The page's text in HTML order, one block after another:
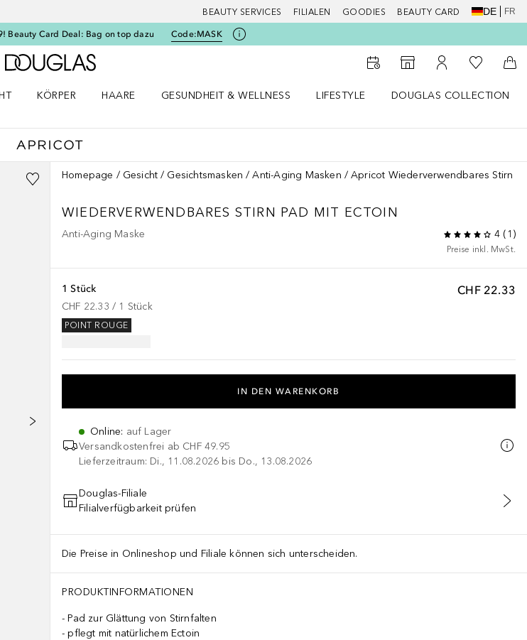
BEAUTY SERVICES FILIALEN GOODIES BEAUTY CARD DE FR
Beauty Card Deal: Bag on top dazu Code:MASK
Zur Douglas Startseite
Zum Storefinder
Zu Meinem
Zu Meiner
KÖRPER
HAARE
GESUNDHEIT & WELLNESS
LIFESTYLE
DOUGLAS COLLECTION
Homepage Gesicht Gesichtsmasken Anti-Aging Masken Apricot Wiederverwendbares Stirn
WIEDERVERWENDBARES STIRN PAD MIT ECTOIN
Anti-Aging Maske 4 ( 1 )
Preise inkl. MwSt.
CHF 22.33
1 Stück
CHF 22.33 / 1 Stück
POINT ROUGE
IN DEN WARENKORB
Online: auf Lager
Versandkostenfrei ab CHF 49.95
Lieferzeitraum: Di., 11.08.2026 bis Do., 13.08.2026
Douglas-Filiale
Filialverfügbarkeit prüfen
Die Preise in Onlineshop und Filiale können sich unterscheiden.
PRODUKTINFORMATIONEN
Pad zur Glättung von Stirnfalten
pflegt mit natürlichem Ectoin